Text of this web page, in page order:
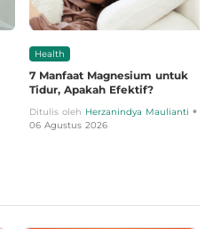
Health
7 Manfaat Magnesium untuk
Tidur, Apakah Efektif?
Ditulis oleh Herzanindya Maulianti •
06 Agustus 2026